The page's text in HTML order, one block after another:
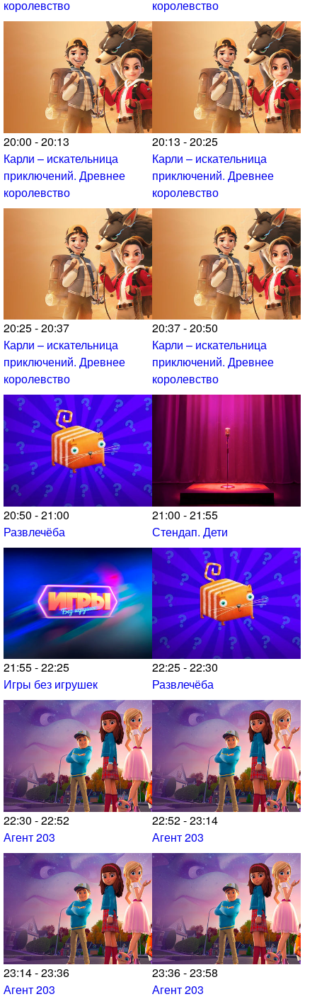
королевство королевство
20:00 - 20:13
Карли – искательница
приключений. Древнее
королевство
20:13 - 20:25
Карли – искательница
приключений. Древнее
королевство
20:25 - 20:37
Карли – искательница
приключений. Древнее
королевство
20:37 - 20:50
Карли – искательница
приключений. Древнее
королевство
20:50 - 21:00
Развлечёба
21:00 - 21:55
Стендап. Дети
21:55 - 22:25
Игры без игрушек
22:25 - 22:30
Развлечёба
22:30 - 22:52
Агент 203
22:52 - 23:14
Агент 203
23:14 - 23:36
Агент 203
23:36 - 23:58
Агент 203